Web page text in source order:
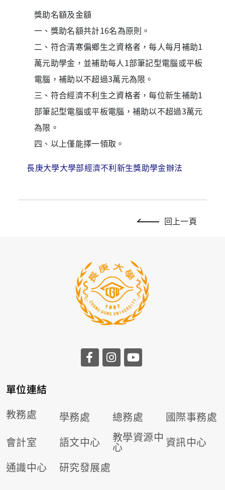
獎助名額及金額
一、獎助名額共計16名為原則。
二、符合清寒偏鄉生之資格者，每人每月補助1
萬元助學金，並補助每人1部筆記型電腦或平板
電腦，補助以不超過3萬元為限。
三、符合經濟不利生之資格者，每位新生補助1
部筆記型電腦或平板電腦，補助以不超過3萬元
為限。
四、以上僅能擇一領取。
長庚大學大學部經濟不利新生獎助學金辦法
回上一頁
前往長庚大學facebook
前往長庚大學
單位連結
教務處
學務處 總務處
國際事務處
會計室
語文中心 教學資源中
心
資訊中心
通識中心
研究發展處